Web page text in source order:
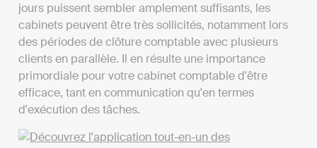
jours puissent sembler amplement suffisants, les
cabinets peuvent être très sollicités, notamment lors
des périodes de clôture comptable avec plusieurs
clients en parallèle. Il en résulte une importance
primordiale pour votre cabinet comptable d'être
efficace, tant en communication qu'en termes
d'exécution des tâches.